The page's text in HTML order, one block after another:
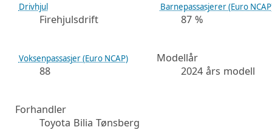
Drivhjul
Firehjulsdrift
Barnepassasjerer (Euro
87 %
Voksenpassasjer (Euro NCAP)
88
Modellår
2024 års modell
Forhandler
Toyota Bilia Tønsberg